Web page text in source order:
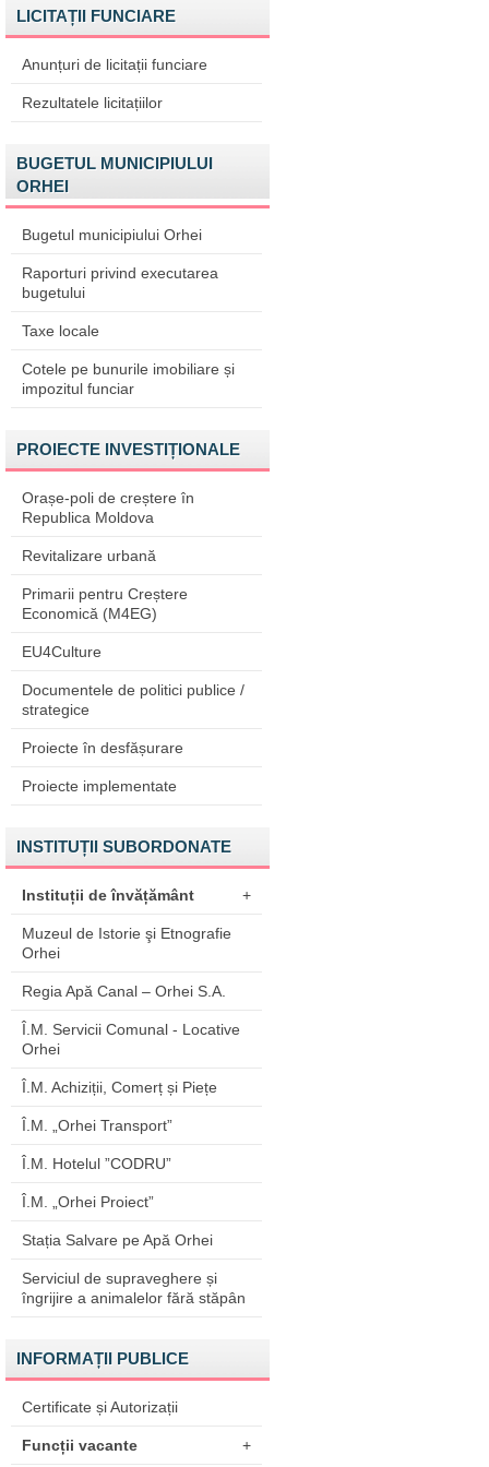
LICITAȚII FUNCIARE
Anunțuri de licitații funciare
Rezultatele licitațiilor
BUGETUL MUNICIPIULUI
ORHEI
Bugetul municipiului Orhei
Raporturi privind executarea
bugetului
Taxe locale
Cotele pe bunurile imobiliare și
impozitul funciar
PROIECTE INVESTIȚIONALE
Orașe-poli de creștere în
Republica Moldova
Revitalizare urbană
Primarii pentru Creștere
Economică (M4EG)
EU4Culture
Documentele de politici publice /
strategice
Proiecte în desfășurare
Proiecte implementate
INSTITUȚII SUBORDONATE
Instituții de învățământ +
Muzeul de Istorie şi Etnografie
Orhei
Regia Apă Canal – Orhei S.A.
Î.M. Servicii Comunal - Locative
Orhei
Î.M. Achiziții, Comerț și Piețe
Î.M. „Orhei Transport”
Î.M. Hotelul ”CODRU”
Î.M. „Orhei Proiect”
Stația Salvare pe Apă Orhei
Serviciul de supraveghere și
îngrijire a animalelor fără stăpân
INFORMAȚII PUBLICE
Certificate și Autorizații
Funcții vacante +